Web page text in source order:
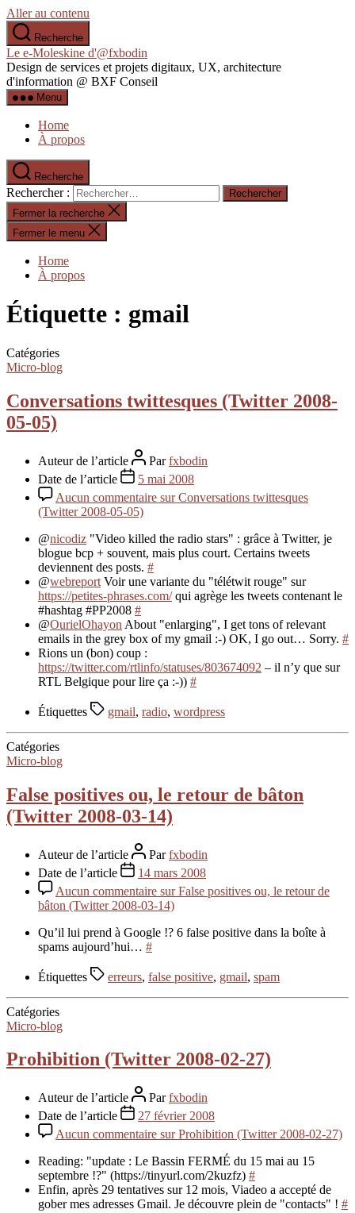
Aller au contenu
Recherche
Le e-Moleskine d'@fxbodin
Design de services et projets digitaux, UX, architecture
d'information @ BXF Conseil
Menu
Home
À propos
Recherche
Rechercher :
Fermer la recherche
Fermer le menu
Home
À propos
Étiquette : gmail
Catégories
Micro-blog
Conversations twittesques (Twitter 2008-
05-05)
Auteur de l’article Parfxbodin
Date de l’article
5 mai 2008
Aucun commentaire sur Conversations twittesques
(Twitter 2008-05-05)
@nicodiz "Video killed the radio stars" : grâce à Twitter, je
blogue bcp + souvent, mais plus court. Certains tweets
deviennent des posts. #
@webreport Voir une variante du "télétwit rouge" sur
https://petites-phrases.com/qui agrège les tweets contenant le
#hashtag #PP2008 #
@OurielOhayon About "enlarging", I get tons of relevant
emails in the grey box of my gmail :-) OK, I go out… Sorry. #
Rions un (bon) coup :
https://twitter.com/rtlinfo/statuses/803674092 – il n’y que sur
RTL Belgique pour lire ça :-)) #
Étiquettes gmail, radio, wordpress
Catégories
Micro-blog
False positives ou, le retour de bâton
(Twitter 2008-03-14)
Auteur de l’article Parfxbodin
Date de l’article
14 mars 2008
Aucun commentaire sur False positives ou, le retour de
bâton (Twitter 2008-03-14)
Qu’il lui prend à Google !? 6 false positive dans la boîte à
spams aujourd’hui… #
Étiquettes erreurs, false positive, gmail, spam
Catégories
Micro-blog
Prohibition (Twitter 2008-02-27)
Auteur de l’article Parfxbodin
Date de l’article
27 février 2008
Aucun commentaire sur Prohibition (Twitter 2008-02-27)
Reading: "update : Le Bassin FERMÉ du 15 mai au 15
septembre !?" (https://tinyurl.com/2kuzfz) #
Enfin, après 29 tentatives sur 12 mois, Viadeo a accepté de
gober mes adresses Gmail. Je découvre plein de "contacts" ! #